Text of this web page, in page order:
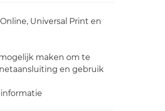
Universal Print en
maken om te
en gebruik